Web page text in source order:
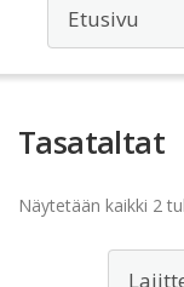
Tasataltat
Näytetään kaikki 2